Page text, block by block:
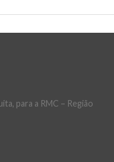
para a RMC – Região